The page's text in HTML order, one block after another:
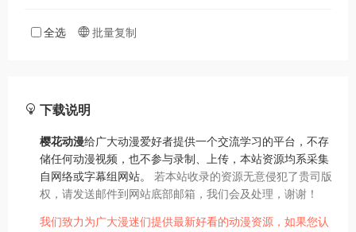
全选 批量复制
下载说明
樱花动漫给广大动漫爱好者提供一个交流学习的平台，不存
储任何动漫视频，也不参与录制、上传，本站资源均系采集
自网络或字幕组网站。 若本站收录的资源无意侵犯了贵司版
权，请发送邮件到网站底部邮箱，我们会及处理，谢谢！
我们致力为广大漫迷们提供最新好看的动漫资源，如果您认